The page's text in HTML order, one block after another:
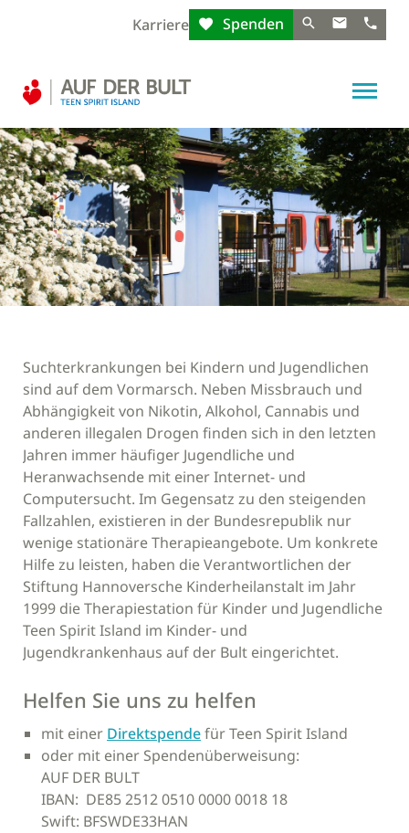
Karriere Spenden
Suchterkrankungen bei Kindern und Jugendlichen
sind auf dem Vormarsch. Neben Missbrauch und
Abhängigkeit von Nikotin, Alkohol, Cannabis und
anderen illegalen Drogen finden sich in den letzten
Jahren immer häufiger Jugendliche und
Heranwachsende mit einer Internet- und
Computersucht. Im Gegensatz zu den steigenden
Fallzahlen, existieren in der Bundesrepublik nur
wenige stationäre Therapieangebote. Um konkrete
Hilfe zu leisten, haben die Verantwortlichen der
Stiftung Hannoversche Kinderheilanstalt im Jahr
1999 die Therapiestation für Kinder und Jugendliche
Teen Spirit Island im Kinder- und
Jugendkrankenhaus auf der Bult eingerichtet.
Helfen Sie uns zu helfen
mit einer Direktspendefür Teen Spirit Island
oder mit einer Spendenüberweisung:
AUF DER BULT
IBAN: DE85 2512 0510 0000 0018 18
Swift: BFSWDE33HAN